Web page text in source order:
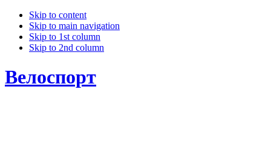
Skip to content
Skip to main navigation
Skip to 1st column
Skip to 2nd column
Велоспорт